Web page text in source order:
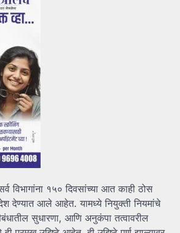
विभागांना १५० दिवसांच्या आत काही ठोस
देण्यात आले आहेत. यामध्ये नियुक्ती नियमांचे
सुधारणा, आणि अनुकंपा तत्वावरील